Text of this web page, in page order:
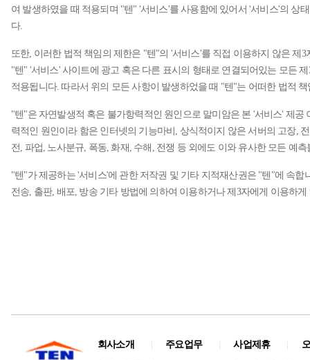
여 발생하였을 때 적용되며 "텐" '서비스'를 사용함에 있어서 '서비스'의 상
다.
또한, 이러한 법적 책임의 제한은 "텐"의 '서비스'를 직접 이용하지 않은
"텐" '서비스' 사이트에 광고 혹은 다른 표시의 형태로 연결되어있는 모든
적용됩니다. 따라서 위의 모든 사항이 발생하었을 때 "텐"는 어떠한 법적
"텐"은 자연발생적 혹은 불가항력적인 원인으로 말미암은 본 '서비스' 제
력적인 원인이라 함은 인터넷의 기능마비, 상식적이지 않은 서버의 고장,
전, 파업, 노사분규, 폭동, 화재, 수해, 전쟁 등 외에도 이와 유사한 모든 예
"텐"가 제공하는 '서비스'에 관한 저작권 및 기타 지적재산권은 "텐"에 속
전송, 출판, 배포, 방송 기타 방법에 의하여 이용하거나 제3자에게 이용하
회사소개 주요업무 사업제휴